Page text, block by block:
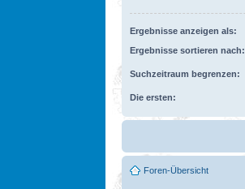
Ergebnisse anzeigen als:
Ergebnisse sortieren nach:
Suchzeitraum begrenzen:
Die ersten:
Foren-Übersicht